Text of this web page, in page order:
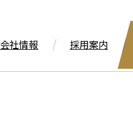
会社情報 採用案内